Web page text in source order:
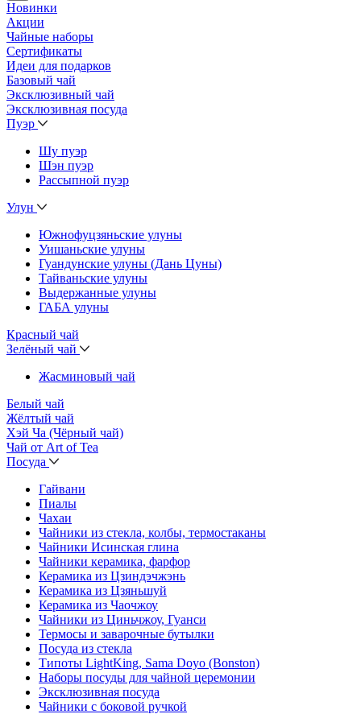
Новинки
Акции
Чайные наборы
Сертификаты
Идеи для подарков
Базовый чай
Эксклюзивный чай
Эксклюзивная посуда
Пуэр
Шу пуэр
Шэн пуэр
Рассыпной пуэр
Улун
Южнофуцзяньские улуны
Уишаньские улуны
Гуандунские улуны (Дань Цуны)
Тайваньские улуны
Выдержанные улуны
ГАБА улуны
Красный чай
Зелёный чай
Жасминовый чай
Белый чай
Жёлтый чай
Хэй Ча (Чёрный чай)
Чай от Art of Tea
Посуда
Гайвани
Пиалы
Чахаи
Чайники из стекла, колбы, термостаканы
Чайники Исинская глина
Чайники керамика, фарфор
Керамика из Цзиндэчжэнь
Керамика из Цзяньшуй
Керамика из Чаочжоу
Чайники из Циньчжоу, Гуанси
Термосы и заварочные бутылки
Посуда из стекла
Типоты LightKing, Sama Doyo (Bonston)
Наборы посуды для чайной церемонии
Эксклюзивная посуда
Чайники с боковой ручкой